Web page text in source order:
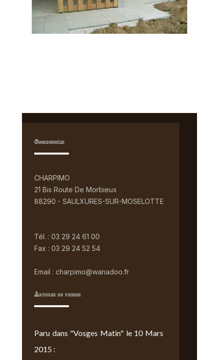
Coordonnées
CHARPIMO
21 Bis Route De Morbieux
88290 - SAULXURES-SUR-MOSELOTTE
Tél. : 03 29 24 61 00
Fax : 03 29 24 52 54
Email : charpimo@wanadoo.fr
Articles de presse
Paru dans "Vosges Matin" le 10 Mars
2015 :